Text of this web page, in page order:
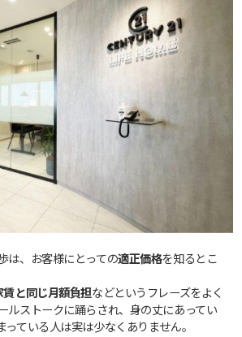
は、お客様にとっての適正価格を知るとこ
と同じ月額負担などというフレーズをよく
ルストークに踊らされ、身の丈にあってい
ている人は実は少なくありません。